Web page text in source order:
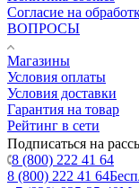
Согласие на
ВОПРОСЫ
Магазины
Условия оплаты
Условия доставки
Гарантия на товар
Рейтинг в сети
Подписаться на
8 (800) 222 41 64
8 (800) 222 41 64